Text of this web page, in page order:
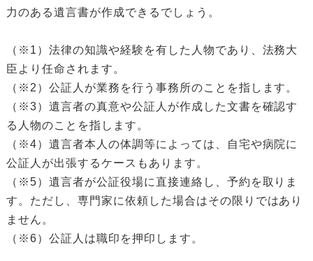
力のある遺言書が作成できるでしょう。
（※1）法律の知識や経験を有した人物であり、法務大
臣より任命されます。
（※2）公証人が業務を行う事務所のことを指します。
（※3）遺言者の真意や公証人が作成した文書を確認す
る人物のことを指します。
（※4）遺言者本人の体調等によっては、自宅や病院に
公証人が出張するケースもあります。
（※5）遺言者が公証役場に直接連絡し、予約を取りま
す。ただし、専門家に依頼した場合はその限りではあり
ません。
（※6）公証人は職印を押印します。